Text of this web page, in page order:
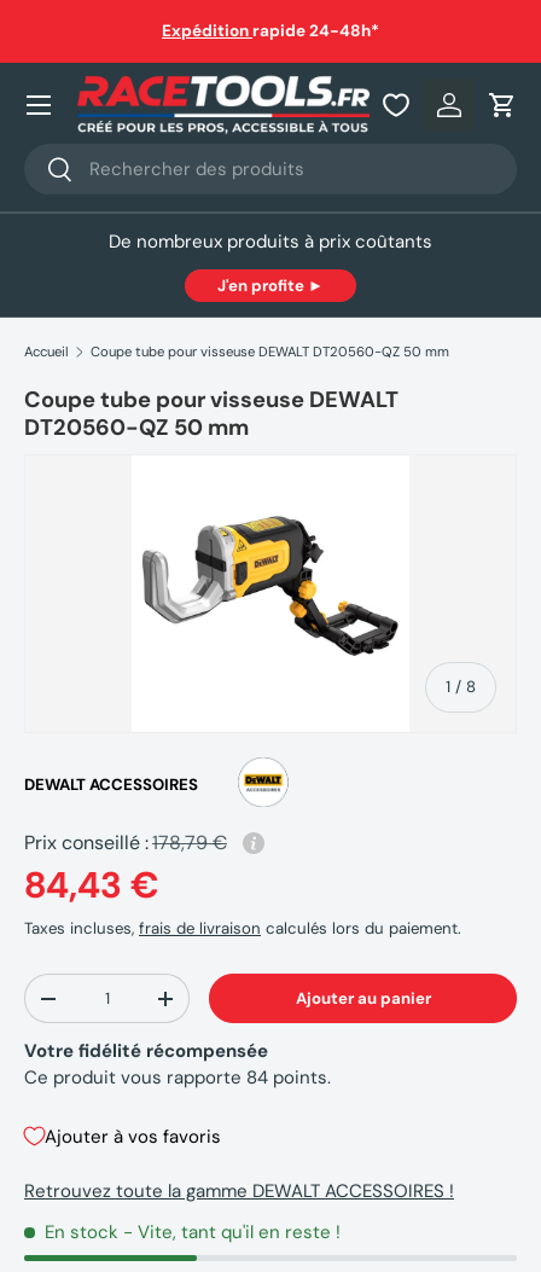
Aller au contenu
Expédition rapide 24-48h*
Recherche
Rechercher
Se
Nos produits
De nombreux produits à prix coûtants
J'en profite ►
Accueil Coupe tube pour visseuse DEWALT DT20560-QZ 50 mm
Coupe tube pour visseuse DEWALT
DT20560-QZ 50 mm
1 / de
8
DEWALT ACCESSOIRES
Prix conseillé :178,79 €
84,43 €
Taxes incluses, frais de livraison calculés lors du paiement.
Qté
-
+ Ajouter au panier
Votre fidélité récompensée
Ce produit vous rapporte 84 points.
Ajouter à vos favoris
Retrouvez toute la gamme DEWALT ACCESSOIRES !
En stock - Vite, tant qu'il en reste !